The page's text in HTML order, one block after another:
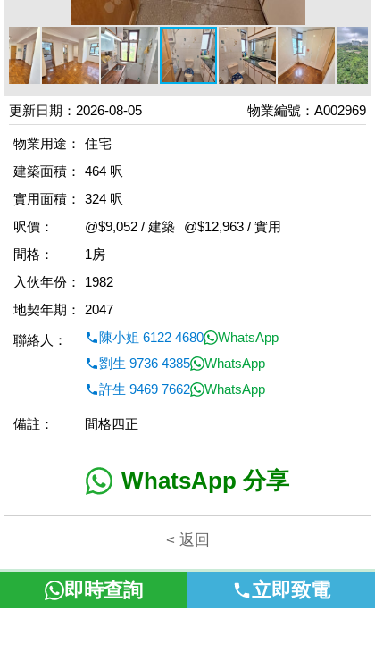
更新日期：2026-08-05 物業編號：A002969
物業用途：
住宅
建築面積：
464 呎
實用面積：
324 呎
呎價：
@$9,052 / 建築
@$12,963 / 實用
間格：
1房
入伙年份：
1982
地契年期：
2047
聯絡人：
陳小姐 6122 4680
WhatsApp
劉生 9736 4385
WhatsApp
許生 9469 7662
WhatsApp
備註： 間格四正
WhatsApp 分享
< 返回
即時查詢 立即致電
本網頁所提供資料僅作參考用途。若因錯漏而引致任何不便或損